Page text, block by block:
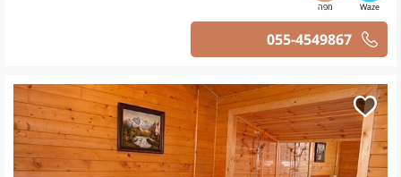
055-4549867